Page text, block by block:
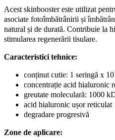
biorevitalizare
quantity
Acest skinbooster este utilizat
asociate fotoîmbătrânirii și
natural și de durată. Contribuie la
stimularea regenerării tisulare.
Caracteristici tehnice:
conținut cutie: 1 seringă x
concentrație acid hialuronic
greutate moleculară: 1000
acid hialuronic ușor reticulat
degradare progresivă
Zone de aplicare: